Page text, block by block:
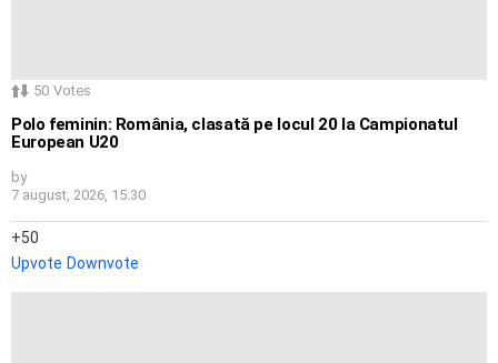
50 Votes
Polo feminin: România, clasată pe locul 20 la Campionatul
European U20
by
7 august, 2026, 15:30
50
Upvote Downvote